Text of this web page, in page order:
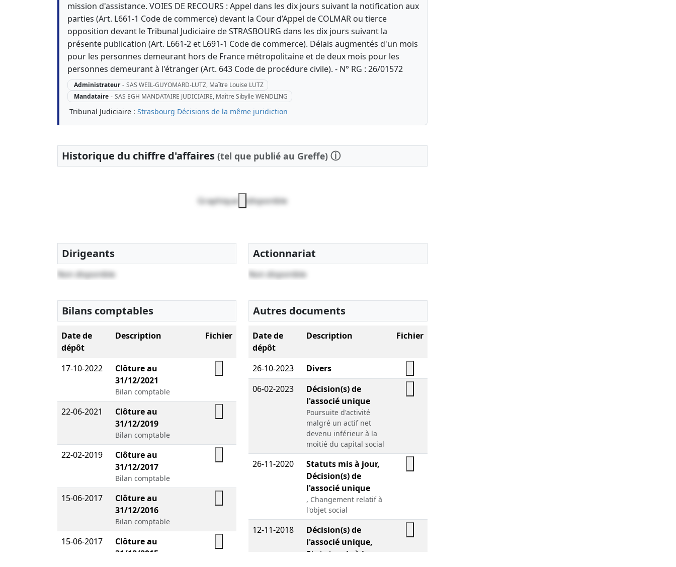
mission d'assistance. VOIES DE RECOURS : Appel dans les dix jours suivant la notification aux
parties (Art. L661-1 Code de commerce) devant la Cour d’Appel de COLMAR ou tierce
opposition devant le Tribunal Judiciaire de STRASBOURG dans les dix jours suivant la
présente publication (Art. L661-2 et L691-1 Code de commerce). Délais augmentés d'un mois
pour les personnes demeurant hors de France métropolitaine et de deux mois pour les
personnes demeurant à l'étranger (Art. 643 Code de procédure civile). - N° RG : 26/01572
Administrateur - SAS WEIL-GUYOMARD-LUTZ, Maître Louise LUTZ
Mandataire - SAS EGH MANDATAIRE JUDICIAIRE, Maître Sibylle WENDLING
Tribunal Judiciaire : Strasbourg Décisions de la même juridiction
Historique du chiffre d'affaires (tel que publié au Greffe) ⓘ
Graphique indisponible
Dirigeants
Non disponible
Actionnariat
Non disponible
Bilans comptables
Date de
dépôt
Description Fichier
17-10-2022
Clôture au
31/12/2021
Bilan comptable
22-06-2021
Clôture au
31/12/2019
Bilan comptable
22-02-2019
Clôture au
31/12/2017
Bilan comptable
15-06-2017
Clôture au
31/12/2016
Bilan comptable
15-06-2017
Clôture au
31/12/2015
Autres documents
Date de
dépôt
Description Fichier
26-10-2023
Divers
06-02-2023
Décision(s) de
l'associé unique
Poursuite d'activité
malgré un actif net
devenu inférieur à la
moitié du capital social
26-11-2020
Statuts mis à jour,
Décision(s) de
l'associé unique
, Changement relatif à
l'objet social
12-11-2018
Décision(s) de
l'associé unique,
Statuts mis à jour